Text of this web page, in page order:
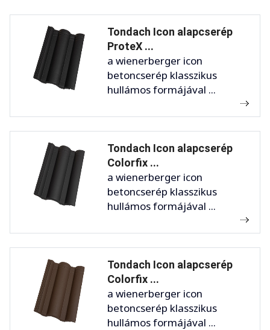
Tondach Icon alapcserép
ProteX ...
a wienerberger icon
betoncserép klasszikus
hullámos formájával ...
Tondach Icon alapcserép
Colorfix ...
a wienerberger icon
betoncserép klasszikus
hullámos formájával ...
Tondach Icon alapcserép
Colorfix ...
a wienerberger icon
betoncserép klasszikus
hullámos formájával ...